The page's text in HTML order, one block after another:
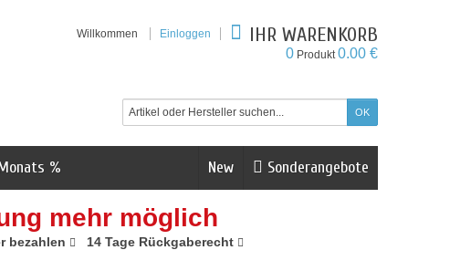
Willkommen Einloggen IHR WARENKORB
0 Produkt0.00 €
Sonderangebote
New
%
mehr möglich
bezahlen 14 Tage Rückgaberecht